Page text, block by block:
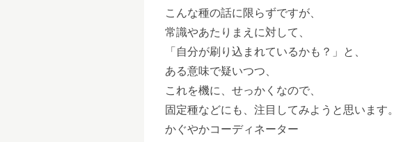
こんな種の話に限らずですが、
常識やあたりまえに対して、
「自分が刷り込まれているかも？」と、
ある意味で疑いつつ、
これを機に、せっかくなので、
固定種などにも、注目してみようと思います。
かぐやかコーディネーター